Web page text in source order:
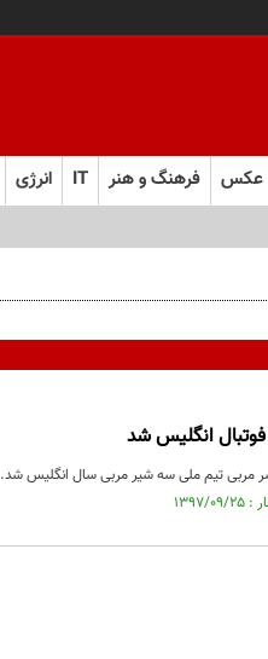
عکس فرهنگ و هنر IT انرژی
خود عمل کنید
انگلیس شد
مربی تیم ملی سه شیر مربی سال انگلیس شد.